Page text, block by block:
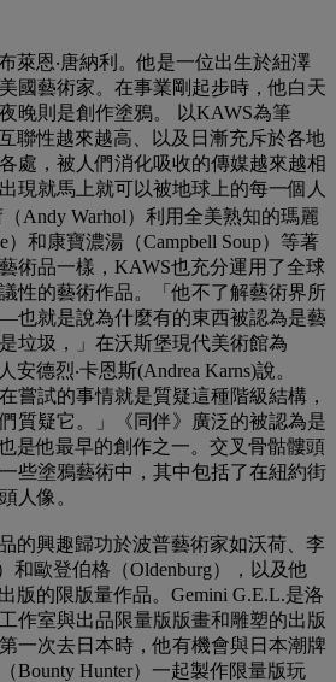
萊恩‧唐納利。他是一位出生於紐澤
國藝術家。在事業剛起步時，他白天
晚則是創作塗鴉。 以KAWS為筆
聯性越來越高、以及日漸充斥於各地
處，被人們消化吸收的傳媒越來越相
現就馬上就可以被地球上的每一個人
Andy Warhol）利用全美熟知的瑪麗
和康寶濃湯（Campbell Soup）等著
術品一樣，KAWS也充分運用了全球
性的藝術作品。「他不了解藝術界所
就是說為什麼有的東西被認為是藝
垃圾，」在沃斯堡現代美術館為
德烈‧卡恩斯(Andrea Karns)說。
嘗試的事情就是質疑這種階級結構，
質疑它。」《同伴》廣泛的被認為是
是他最早的創作之一。交叉骨骷髏頭
些塗鴉藝術中，其中包括了在紐約街
人像。
的興趣歸功於波普藝術家如沃荷、李
和歐登伯格（Oldenburg），以及他
版的限版量作品。Gemini G.E.L.是洛
作室與出品限量版版畫和雕塑的出版
一次去日本時，他有機會與日本潮牌
Bounty Hunter）一起製作限量版玩